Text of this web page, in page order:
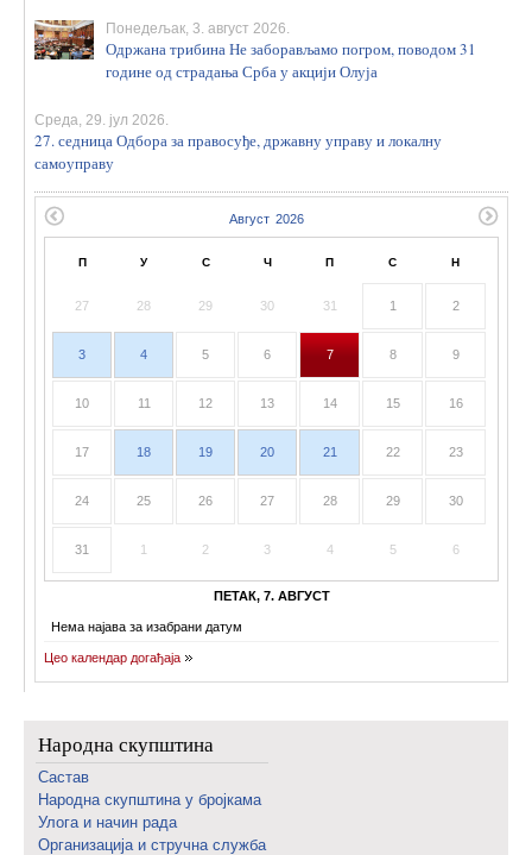
Понедељак, 3. август 2026.
Одржана трибина Не заборављамо погром, поводом 31
године од страдања Срба у акцији Олуја
Среда, 29. јул 2026.
27. седница Одбора за правосуђе, државну управу и локалну
самоуправу
П У С Ч П С Н
27 28 29 30 31 1 2
3 4 5 6 7 8 9
10 11 12 13 14 15 16
17 18 19 20 21 22 23
24 25 26 27 28 29 30
31 1 2 3 4 5 6
ПЕТАК, 7. АВГУСТ
Нема најава за изабрани датум
Цео календар догађаја
Народна скупштина
Састав
Народна скупштина у бројкама
Улога и начин рада
Организација и стручна служба